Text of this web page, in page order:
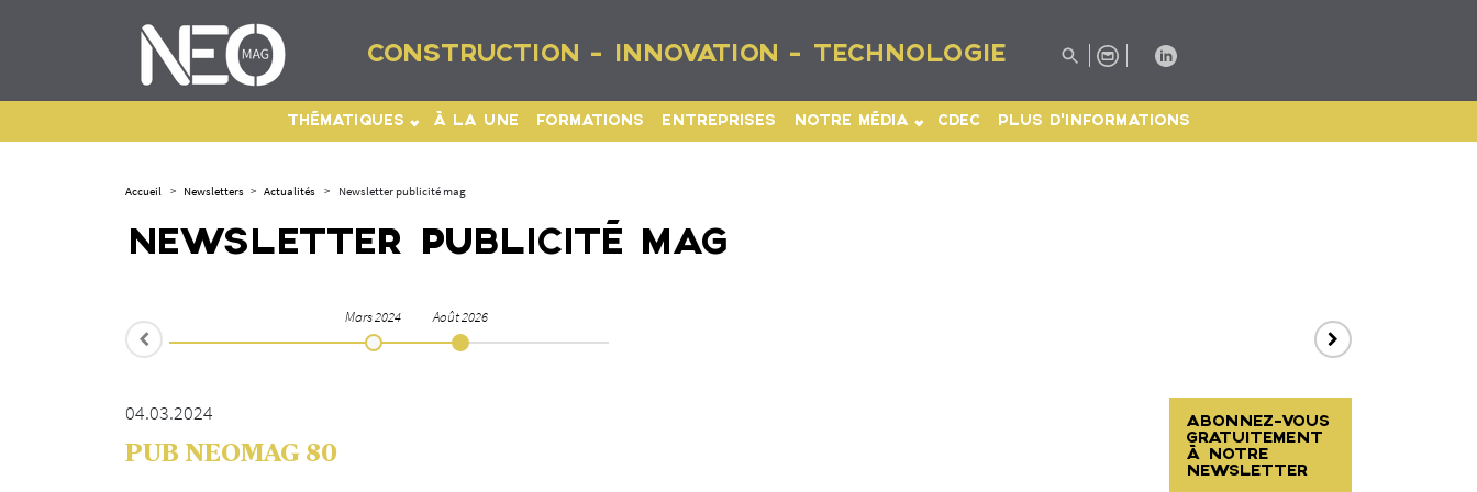
CONSTRUCTION - INNOVATION - TECHNOLOGIE
THÉMATIQUES À LA UNE FORMATIONS ENTREPRISES NOTRE MÉDIA CDEC PLUS D'INFORMATIONS
Accueil > Newsletters > Actualités > Newsletter publicité mag
NEWSLETTER PUBLICITÉ MAG
Mars 2024 Août 2026
04.03.2024
PUB NEOMAG 80
ABONNEZ-VOUS
GRATUITEMENT
À NOTRE
NEWSLETTER